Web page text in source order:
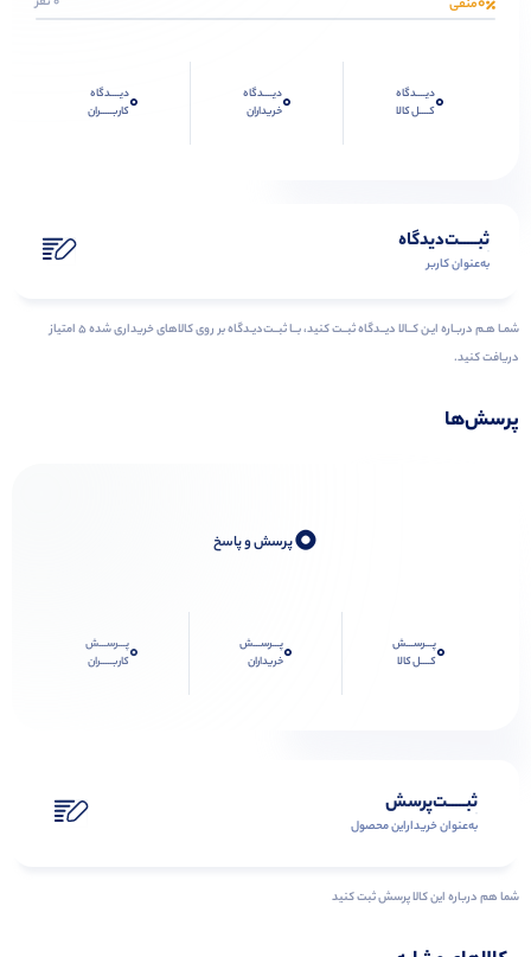
منفی
0دیــــدگاه
کــــل کالا
0دیــــدگاه
خریداران
0دیــــدگاه
کاربـــــران
ثبـــــت‌دیدگاه
به‌عنوان کاربر
شمـا هـم دربـاره ایـن کــالا دیــدگاه ثبــت کنید، بــا ثبــت‌دیـدگاه بر روی کالاهای خریداری شده ۵ امتیاز
دریافت کنید.
پرسش‌ها
0پرسش و پاسخ
0پـــرســـش
کــــل کالا
0پـــرســـش
خریداران
0پـــرســـش
کاربـــــران
ثبـــــت‌پرسش
به‌عنوان ‌خریدار‌این‌ محصول
شما هم درباره این کالا پرسش ثبت کنید